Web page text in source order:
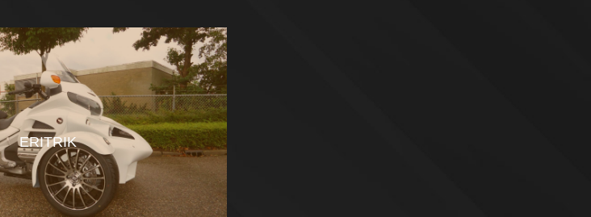
ERITRIK